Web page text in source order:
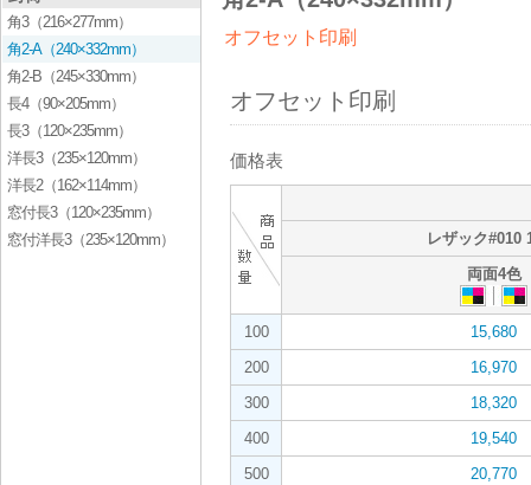
角3（216×277mm）
角2-A（240×332mm）
角2-B（245×330mm）
長4（90×205mm）
長3（120×235mm）
洋長3（235×120mm）
洋長2（162×114mm）
窓付長3（120×235mm）
窓付洋長3（235×120mm）
オフセット印刷
オフセット印刷
価格表
レザック#010
両面4色
100
15,680
200
16,970
300
18,320
400
19,540
500
20,770